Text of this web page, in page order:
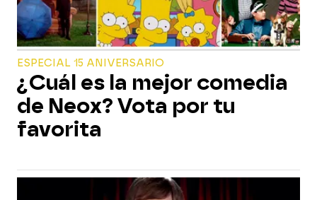
ESPECIAL 15 ANIVERSARIO
¿Cuál es la mejor comedia
de Neox? Vota por tu
favorita